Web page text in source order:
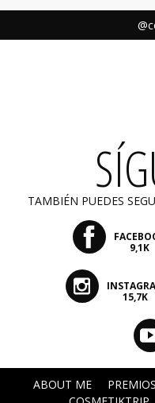
TAMBIÉN PUEDES
9,1K
15,7K
ABOUT ME PREMIOS